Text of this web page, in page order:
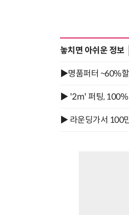
놓치면 아쉬운 정보
▶명품퍼터 ~60%
▶ '2m' 퍼팅, 100%
▶ 라운딩가서 100